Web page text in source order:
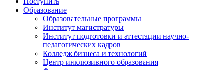
Образование
Образовательные программы
Институт магистратуры
Институт подготовки и аттестации научно-
педагогических кадров
Колледж бизнеса и технологий
Центр инклюзивного образования